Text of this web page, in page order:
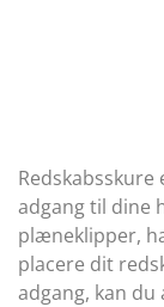
adgang til dine
plæneklipper,
placere dit
adgang, kan